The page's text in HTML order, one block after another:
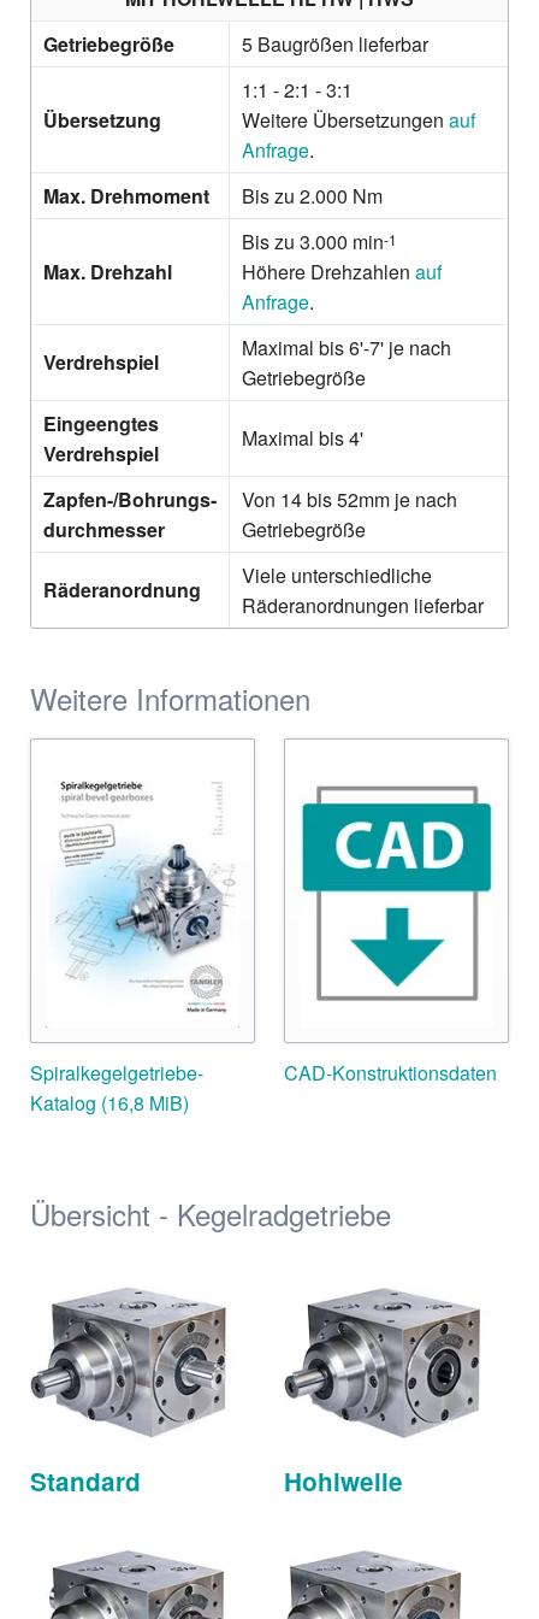
Getriebegröße
5 Baugrößen lieferbar
Übersetzung
1:1 - 2:1 - 3:1
Weitere Übersetzungen auf
Anfrage.
Max. Drehmoment
Bis zu 2.000 Nm
Max. Drehzahl
Bis zu 3.000 min-1
Höhere Drehzahlen auf
Anfrage.
Verdrehspiel
Maximal bis 6'-7' je nach
Getriebegröße
Eingeengtes
Verdrehspiel
Maximal bis 4'
Zapfen-/Bohrungs­
durchmesser
Von 14 bis 52mm je nach
Getriebegröße
Räderanordnung
Viele unterschiedliche
Räderanordnungen lieferbar
Weitere Informationen
Spiralkegelgetriebe-
Katalog (16,8 MiB)
CAD-Konstruktionsdaten
Übersicht - Kegelradgetriebe
Standard Hohlwelle